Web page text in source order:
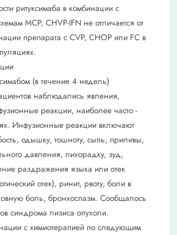
ритуксимаба в комбинации с
МСР, CHVP-IFN не отличается от
препарата с CVP, CHOP или FC в
(в течение 4 недель)
наблюдались явления,
реакции, наиболее часто -
Инфузионные реакции включают
одышку, тошноту, сыпь, приливы,
давления, лихорадку, зуд,
раздражения языка или отек
отек), ринит, рвоту, боли в
боль, бронхоспазм. Сообщалось
синдрома лизиса опухоли.
с химиотерапией по следующим